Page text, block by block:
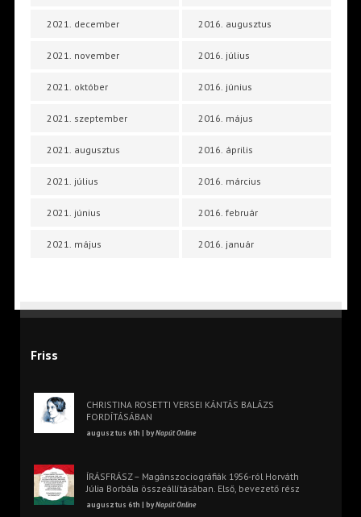
2021. december
2021. november
2021. október
2021. szeptember
2021. augusztus
2021. július
2021. június
2021. május
2016. augusztus
2016. július
2016. június
2016. május
2016. április
2016. március
2016. február
2016. január
Friss
CHRISTINA ROSETTI VERSEI KÁNTÁS BALÁZS
FORDÍTÁSÁBAN
augusztus 6th | byNapút Online
ÍRÁSFRÁSZ – Magánszociográfiák 1956-ról Horváth
Júlia Borbála összeállításában. Első, bevezető rész
augusztus 6th | byNapút Online